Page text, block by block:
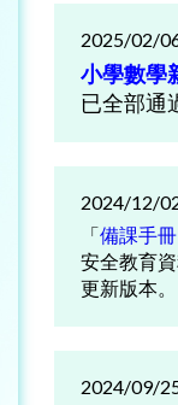
2025/02/
小學數學
已全部通
2024/12/
「備課手冊
安全教育
更新版本。
2024/09/